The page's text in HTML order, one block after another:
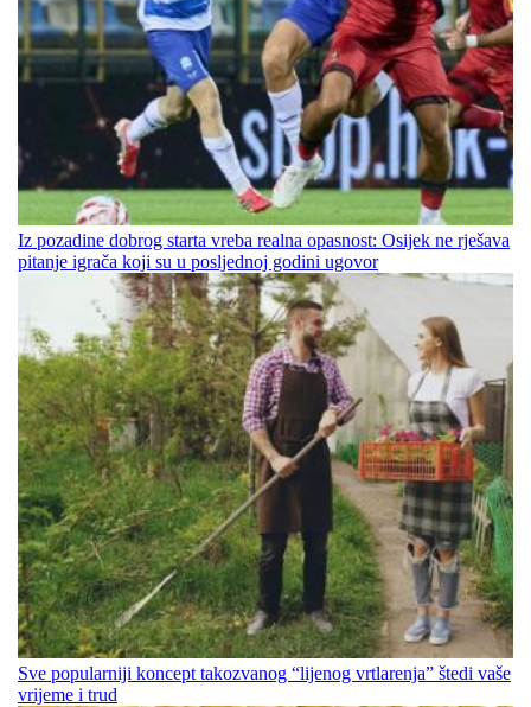
Iz pozadine dobrog starta vreba realna opasnost: Osijek ne rješava
pitanje igrača koji su u posljednoj godini ugovor
Sve popularniji koncept takozvanog “lijenog vrtlarenja” štedi vaše
vrijeme i trud